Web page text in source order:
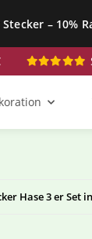
– 10%
Hase 3 er Set